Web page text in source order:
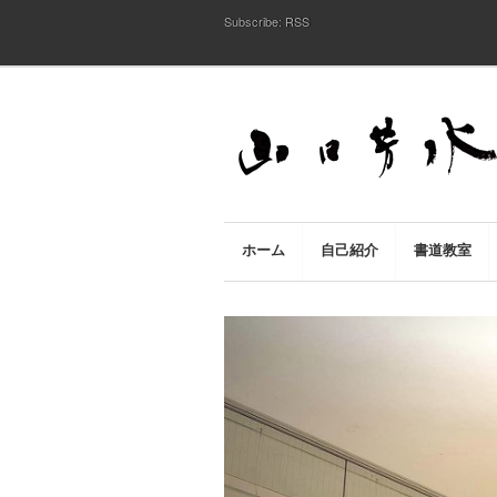
Subscribe: RSS
ホーム 自己紹介 書道教室